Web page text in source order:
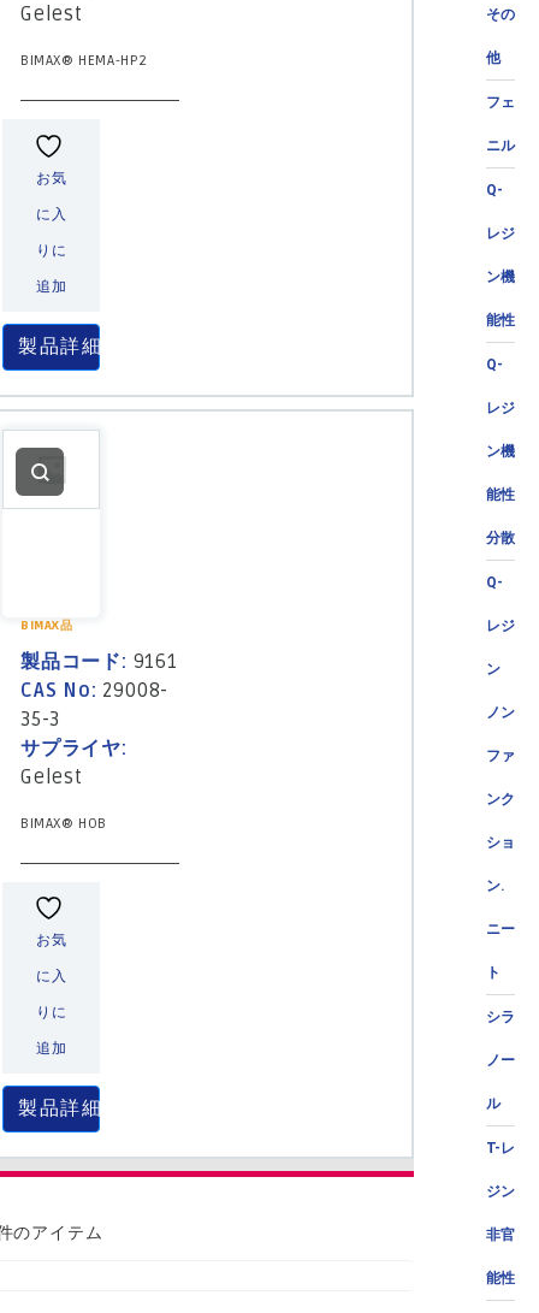
その
他
フェ
ニル
Q-
レジ
ン機
能性
Q-
レジ
ン機
能性
分散
Q-
レジ
ン
ノン
ファ
ンク
ショ
ン.
ニー
ト
シラ
ノー
ル
T-レ
ジン
非官
能性
Gelest
BIMAX® HEMA-HP2
お気
に入
りに
追加
製品詳細
BIMAX品
製品コード: 9161
CAS No: 29008-
35-3
サプライヤ:
Gelest
BIMAX® HOB
お気
に入
りに
追加
製品詳細
のアイテム